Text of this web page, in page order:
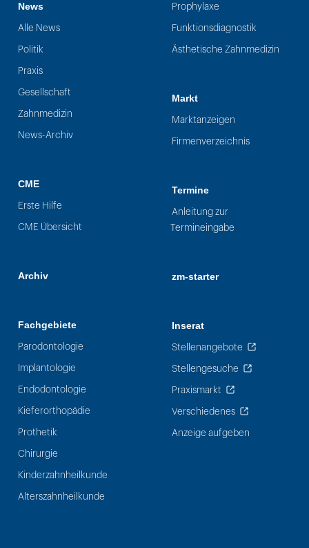
News
Alle News
Politik
Praxis
Gesellschaft
Zahnmedizin
News-Archiv
CME
Erste Hilfe
CME Übersicht
Archiv
Fachgebiete
Parodontologie
Implantologie
Endodontologie
Kieferorthopädie
Prothetik
Chirurgie
Kinderzahnheilkunde
Alterszahnheilkunde
Prophylaxe
Funktionsdiagnostik
Ästhetische Zahnmedizin
Markt
Marktanzeigen
Firmenverzeichnis
Termine
Anleitung zur
Termineingabe
zm-starter
Inserat
Stellenangebote
Stellengesuche
Praxismarkt
Verschiedenes
Anzeige aufgeben